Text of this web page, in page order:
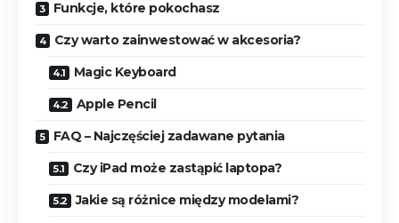
Funkcje, które pokochasz
Czy warto zainwestować w akcesoria?
Magic Keyboard
Apple Pencil
FAQ – Najczęściej zadawane pytania
Czy iPad może zastąpić laptopa?
Jakie są różnice między modelami?